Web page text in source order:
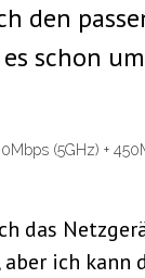
schon
(5GHz) +
das
ich kann